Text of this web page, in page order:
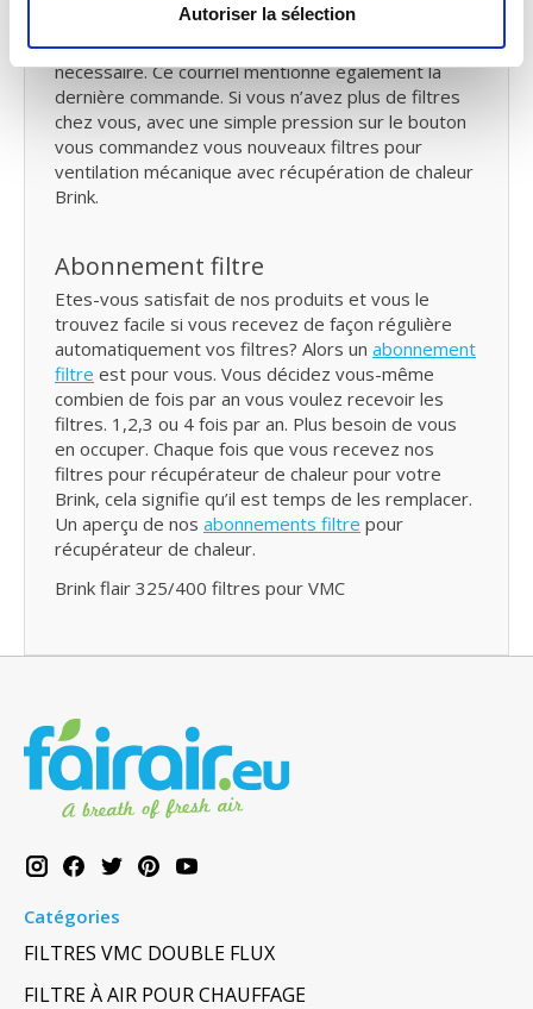
Autoriser la sélection
tous les six mois. Pour vous le moment pour
vérifier vos filtres Brink VMC et de les remplacer si
nécessaire. Ce courriel mentionne également la
dernière commande. Si vous n’avez plus de filtres
chez vous, avec une simple pression sur le bouton
vous commandez vous nouveaux filtres pour
ventilation mécanique avec récupération de chaleur
Brink.
Abonnement filtre
Etes-vous satisfait de nos produits et vous le
trouvez facile si vous recevez de façon régulière
automatiquement vos filtres? Alors un abonnement
filtre est pour vous. Vous décidez vous-même
combien de fois par an vous voulez recevoir les
filtres. 1,2,3 ou 4 fois par an. Plus besoin de vous
en occuper. Chaque fois que vous recevez nos
filtres pour récupérateur de chaleur pour votre
Brink, cela signifie qu’il est temps de les remplacer.
Un aperçu de nos abonnements filtre pour
récupérateur de chaleur.
Brink flair 325/400 filtres pour VMC
Catégories
FILTRES VMC DOUBLE FLUX
FILTRE À AIR POUR CHAUFFAGE